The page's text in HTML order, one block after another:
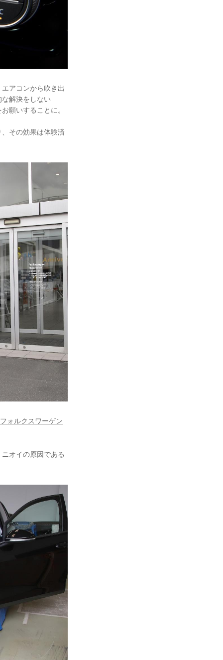
アコンから吹き出
解決をしない
願いすることに。
その効果は体験済
フォルクスワーゲン
オイの原因である